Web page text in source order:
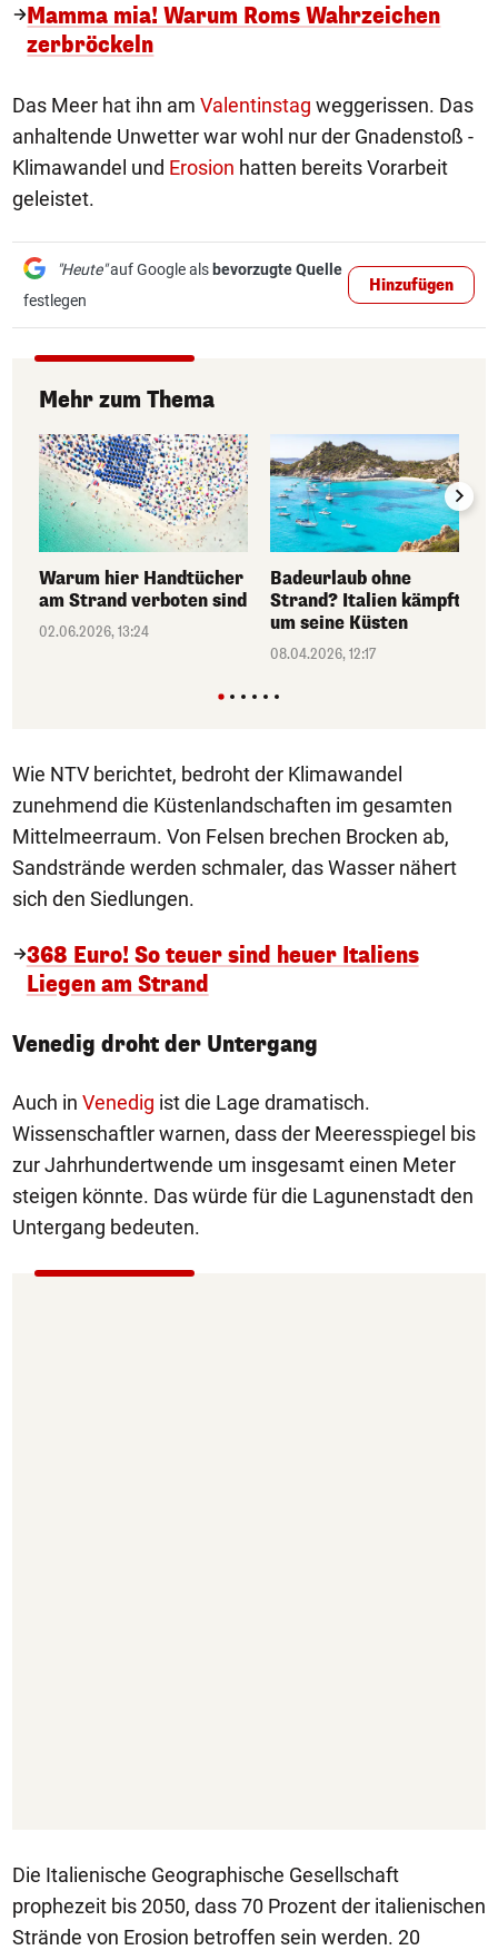
Mamma mia! Warum Roms Wahrzeichen
zerbröckeln
Das Meer hat ihn am Valentinstag weggerissen. Das
anhaltende Unwetter war wohl nur der Gnadenstoß -
Klimawandel und Erosion hatten bereits Vorarbeit
geleistet.
"Heute"auf Google als bevorzugte Quelle
festlegen
Hinzufügen
Mehr zum Thema
Warum hier Handtücher
am Strand verboten sind
02.06.2026, 13:24
Badeurlaub ohne
Strand? Italien kämpft
um seine Küsten
08.04.2026, 12:17
Wie NTV berichtet, bedroht der Klimawandel
zunehmend die Küstenlandschaften im gesamten
Mittelmeerraum. Von Felsen brechen Brocken ab,
Sandstrände werden schmaler, das Wasser nähert
sich den Siedlungen.
368 Euro! So teuer sind heuer Italiens
Liegen am Strand
Venedig droht der Untergang
Auch in Venedig ist die Lage dramatisch.
Wissenschaftler warnen, dass der Meeresspiegel bis
zur Jahrhundertwende um insgesamt einen Meter
steigen könnte. Das würde für die Lagunenstadt den
Untergang bedeuten.
Die Italienische Geographische Gesellschaft
prophezeit bis 2050, dass 70 Prozent der italienischen
Strände von Erosion betroffen sein werden. 20